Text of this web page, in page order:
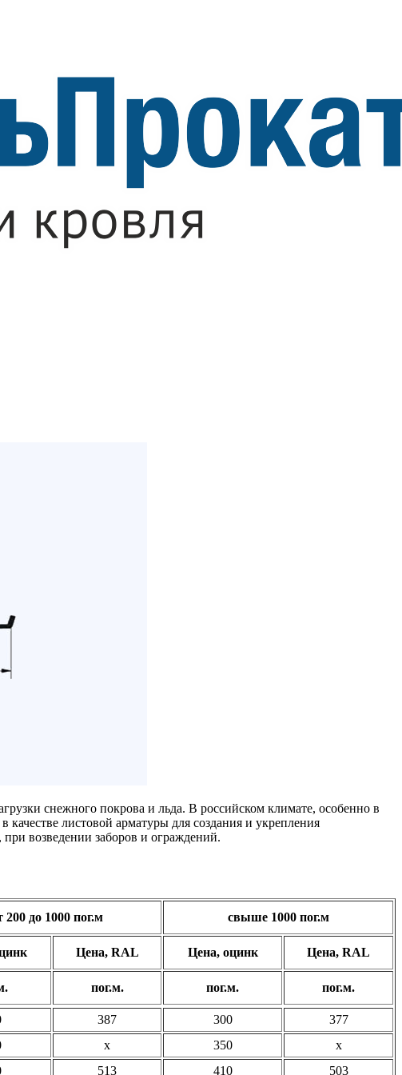
снежного покрова и льда. В российском климате, особенно в
качестве листовой арматуры для создания и укрепления
возведении заборов и ограждений.
200 до 1000 пог.м свыше 1000 пог.м
Цена, RAL Цена, оцинк Цена, RAL
пог.м. пог.м. пог.м.
387 300
377
x 350
x
513 410 503